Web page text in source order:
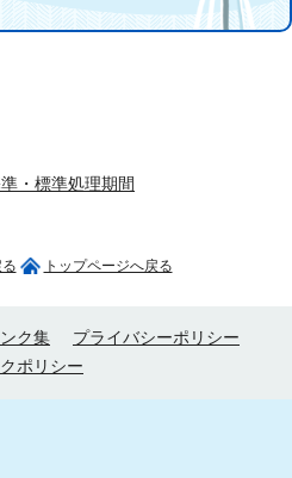
・標準処理期間
トップページへ戻る
ク集
プライバシーポリシー
ポリシー